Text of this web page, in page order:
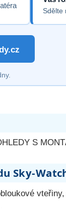
Sdělte
S
Sky-